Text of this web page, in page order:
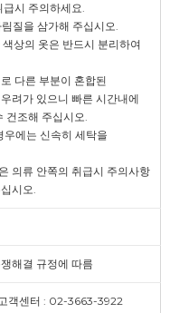
시 주의하세요.
질을 삼가해 주십시오.
상의 옷은 반드시 분리하여
다른 부분이 혼합된
려가 있으니 빠른 시간내에
건조해 주십시오.
우에는 신속히 세탁을
의류 안쪽의 취급시 주의사항
시오.
해결 규정에 따름
객센터 : 02-3663-3922